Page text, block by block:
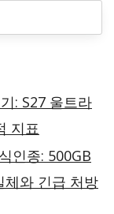
: S27 울트라
지표
인종: 500GB
체와 긴급 처방